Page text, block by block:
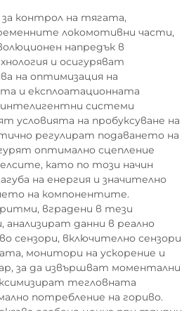
контрол на тягата,
локомотивни части,
напредък в
и осигуряват
на оптимизация на
и експлоатационната
системи
условията на пробуксуване на
регулират подаването на
оптимално сцепление
като по този начин
на енергия и значително
на компонентите.
вградени в тези
данни в реално
сензори, включително сензори
монитори на ускорение и
за да извършват моментални
тегловната
потребление на гориво.